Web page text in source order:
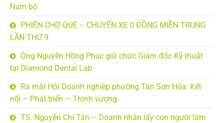
Nam bộ
PHIÊN CHỢ QUÊ – CHUYẾN XE 0 ĐỒNG MIỀN TRUNG
LẦN THỨ 9
Ông Nguyễn Hồng Phúc giữ chức Giám đốc Kỹ thuật
tại Diamond Dental Lab
Ra mắt Hội Doanh nghiệp phường Tân Sơn Hòa: Kết
nối – Phát triển – Thịnh vượng
TS. Nguyễn Chí Tân – Doanh nhân lấy con người làm